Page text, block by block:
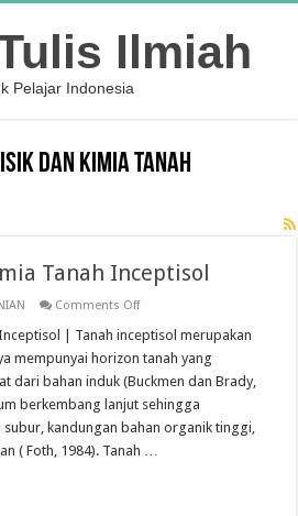
Ilmiah
Pelajar Indonesia
dan Kimia Tanah
Tanah Inceptisol
Comments Offon
Fisik
dan
Kimia
Tanah
Inceptisol
| Tanah inceptisol merupakan
mempunyai horizon tanah yang
dari bahan induk (Buckmen dan Brady,
berkembang lanjut sehingga
subur, kandungan bahan organik tinggi,
( Foth, 1984). Tanah …